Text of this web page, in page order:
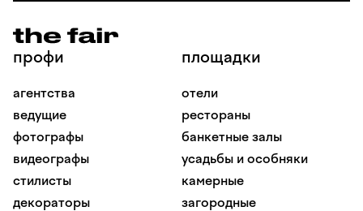
профи
агентства
ведущие
фотографы
видеографы
стилисты
декораторы
площадки
отели
рестораны
банкетные залы
усадьбы и особняки
камерные
загородные